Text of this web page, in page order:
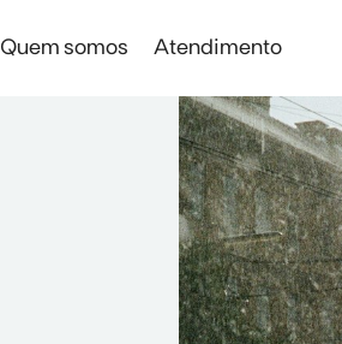
Quem somos Atendimento